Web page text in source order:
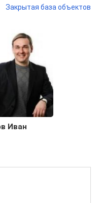
Закрытая база объектов
Иван